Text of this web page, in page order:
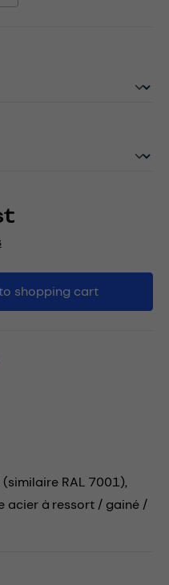
the desired
shopping cart
RAL 7001),
acier à ressort / gainé /